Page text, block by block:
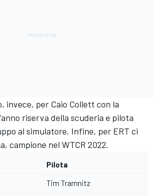
invece, per Caio Collett con la
riserva della scuderia e pilota
al simulatore. Infine, per ERT ci
campione nel WTCR 2022.
Pilota
Tim Tramnitz